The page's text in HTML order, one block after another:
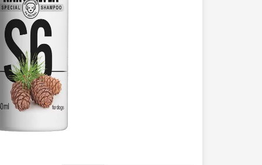
ظرف آب و
اسکرچر
شیشه
لباس و
لباس و